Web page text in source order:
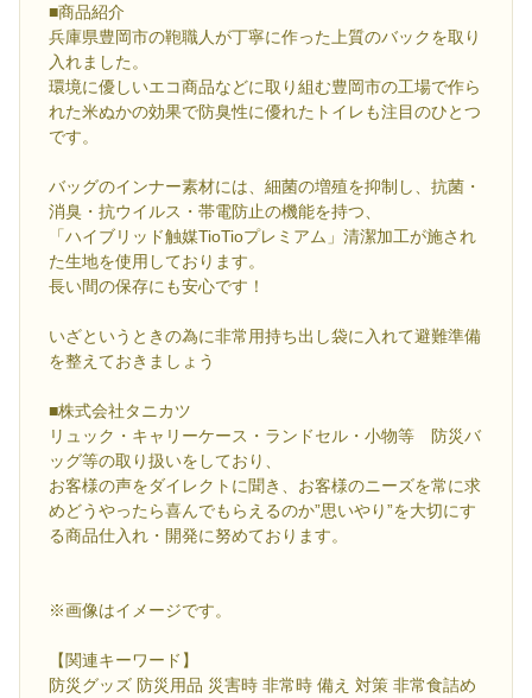
■商品紹介
兵庫県豊岡市の鞄職人が丁寧に作った上質のバックを取り
入れました。
環境に優しいエコ商品などに取り組む豊岡市の工場で作ら
れた米ぬかの効果で防臭性に優れたトイレも注目のひとつ
です。
バッグのインナー素材には、細菌の増殖を抑制し、抗菌・
消臭・抗ウイルス・帯電防止の機能を持つ、
「ハイブリッド触媒TioTioプレミアム」清潔加工が施され
た生地を使用しております。
長い間の保存にも安心です！
いざというときの為に非常用持ち出し袋に入れて避難準備
を整えておきましょう
■株式会社タニカツ
リュック・キャリーケース・ランドセル・小物等 防災バ
ッグ等の取り扱いをしており、
お客様の声をダイレクトに聞き、お客様のニーズを常に求
めどうやったら喜んでもらえるのか”思いやり”を大切にす
る商品仕入れ・開発に努めております。
※画像はイメージです。
【関連キーワード】
防災グッズ 防災用品 災害時 非常時 備え 対策 非常食詰め